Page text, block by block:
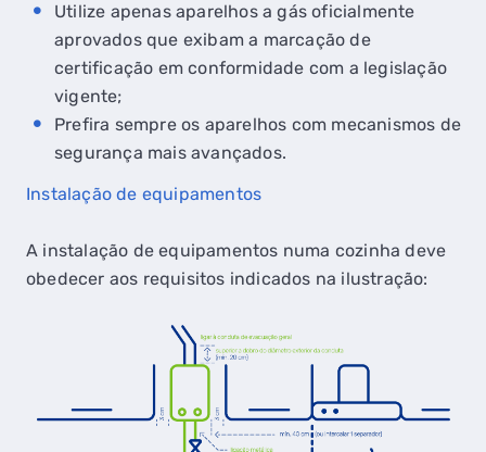
Utilize apenas aparelhos a gás oficialmente
aprovados que exibam a marcação de
certificação em conformidade com a legislação
vigente;
Prefira sempre os aparelhos com mecanismos de
segurança mais avançados.
Instalação de equipamentos
A instalação de equipamentos numa cozinha deve
obedecer aos requisitos indicados na ilustração: